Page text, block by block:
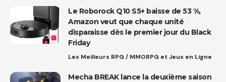
Le Roborock Q10 S5+ baisse de 53 %,
Amazon veut que chaque unité
disparaisse dès le premier jour du Black
Friday
Les Meilleurs RPG / MMORPG et Jeux en Ligne
Mecha BREAK lance la deuxième saison